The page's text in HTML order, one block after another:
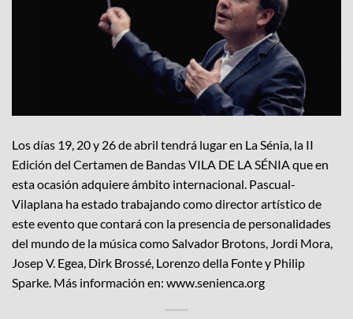
Los días 19, 20 y 26 de abril tendrá lugar en La Sénia, la II
Edición del Certamen de Bandas VILA DE LA SÉNIA que en
esta ocasión adquiere ámbito internacional. Pascual-
Vilaplana ha estado trabajando como director artístico de
este evento que contará con la presencia de personalidades
del mundo de la música como Salvador Brotons, Jordi Mora,
Josep V. Egea, Dirk Brossé, Lorenzo della Fonte y Philip
Sparke. Más información en: www.senienca.org